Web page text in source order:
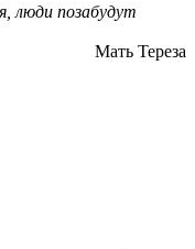
люди позабудут
Мать Тереза